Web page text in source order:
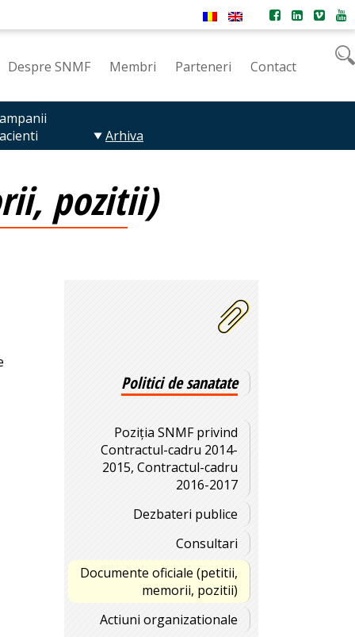
Despre SNMF Membri Parteneri Contact
Arhiva
pozitii)
Politici de sanatate
Poziția SNMF privind
Contractul-cadru 2014-
2015, Contractul-cadru
2016-2017
Dezbateri publice
Consultari
Documente oficiale (petitii,
memorii, pozitii)
Actiuni organizationale